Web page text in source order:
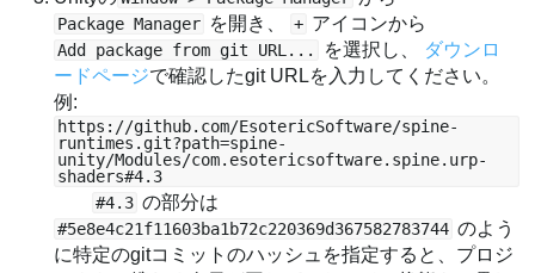
Package Manager を開き、 + アイコンから
Add package from git URL... を選択し、 ダウンロ
ードページで確認したgit URLを入力してください。
例:
https://github.com/EsotericSoftware/spine-
runtimes.git?path=spine-
unity/Modules/com.esotericsoftware.spine.urp-
shaders#4.3
#4.3 の部分は
#5e8e4c21f11603ba1b72c220369d367582783744 のよう
に特定のgitコミットのハッシュを指定すると、プロジ